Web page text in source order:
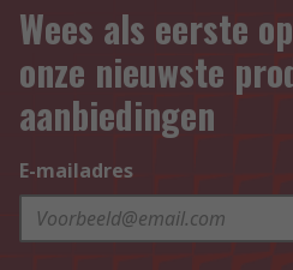
Wees als eerste
onze nieuwste
aanbiedingen
E-mailadres